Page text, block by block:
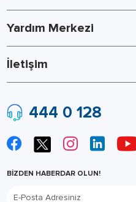
Yardım Merkezi
İletişim
444 0 128
BİZDEN HABERDAR OLUN!